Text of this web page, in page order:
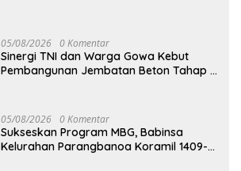
05/08/2026 0 Komentar
Sinergi TNI dan Warga Gowa Kebut
Pembangunan Jembatan Beton Tahap V
05/08/2026 0 Komentar
Sukseskan Program MBG, Babinsa
Kelurahan Parangbanoa Koramil 1409-